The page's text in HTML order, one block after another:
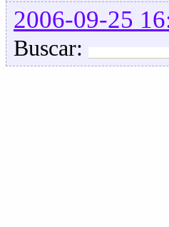
2006-09-25
Buscar: